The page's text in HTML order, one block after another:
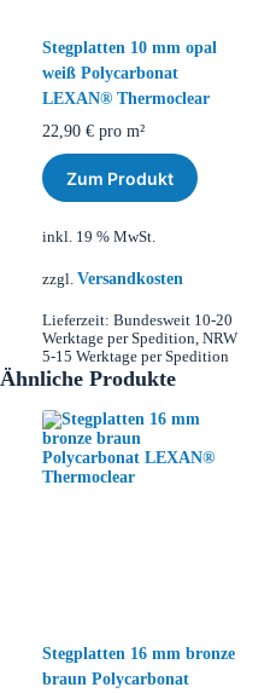
Stegplatten 10 mm opal
weiß Polycarbonat
LEXAN® Thermoclear
22,90 € pro m²
Zum Produkt
inkl. 19 % MwSt.
zzgl. Versandkosten
Lieferzeit: Bundesweit 10-20
Werktage per Spedition, NRW
5-15 Werktage per Spedition
Ähnliche Produkte
Stegplatten 16 mm bronze
braun Polycarbonat